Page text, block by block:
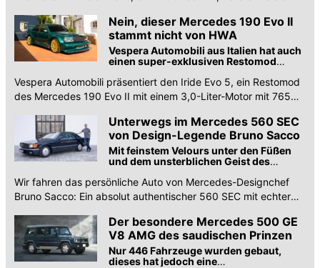
Nein, dieser Mercedes 190 Evo II
stammt nicht von HWA
Vespera Automobili aus Italien hat auch
einen super-exklusiven Restomod
Vespera Automobili präsentiert den Iride Evo 5, ein Restomod
des Mercedes 190 Evo II mit einem 3,0-Liter-Motor mit 765
Unterwegs im Mercedes 560 SEC
von Design-Legende Bruno Sacco
Mit feinstem Velours unter den Füßen
und dem unsterblichen Geist des
Sommerreise
Wir fahren das persönliche Auto von Mercedes-Designchef
Bruno Sacco: Ein absolut authentischer 560 SEC mit echter
Der besondere Mercedes 500 GE
V8 AMG des saudischen Prinzen
Nur 446 Fahrzeuge wurden gebaut,
dieses hat jedoch eine